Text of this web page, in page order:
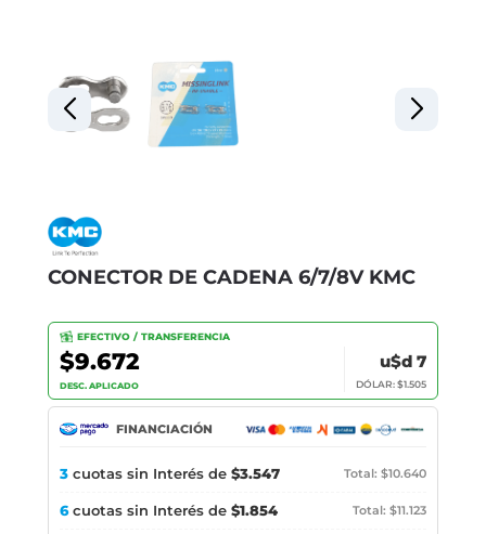
CONECTOR DE CADENA 6/7/8V KMC
EFECTIVO / TRANSFERENCIA
$9.672
DESC. APLICADO
u$d 7
DÓLAR: $1.505
FINANCIACIÓN
3 cuotas sin Interés de $3.547 Total: $10.640
6cuotas sin Interés de $1.854 Total: $11.123